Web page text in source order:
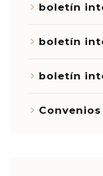
boletín
boletín
boletín
Convenios